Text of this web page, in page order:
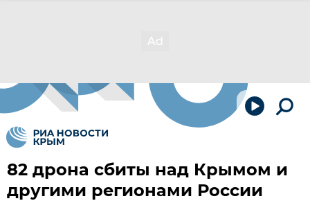
82 дрона сбиты над Крымом и
другими регионами России